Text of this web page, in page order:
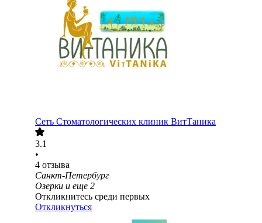
Сеть Стоматологических клиник ВитТаника
3.1
•
4 отзыва
Санкт-Петербург
Озерки и еще 2
Откликнитесь среди первых
Откликнуться